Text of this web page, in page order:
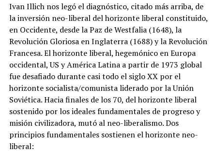
Ivan Illich nos legó el diagnóstico, citado más arriba, de
la inversión neo-liberal del horizonte liberal constituido,
en Occidente, desde la Paz de Westfalia (1648), la
Revolución Gloriosa en Inglaterra (1688) y la Revolución
Francesa. El horizonte liberal, hegemónico en Europa
occidental, US y América Latina a partir de 1973 global
fue desafiado durante casi todo el siglo XX por el
horizonte socialista/comunista liderado por la Unión
Soviética. Hacia finales de los 70, del horizonte liberal
sostenido por los ideales fundamentales de progreso y
misión civilizadora, mutó al neo-liberalismo. Dos
principios fundamentales sostienen el horizonte neo-
liberal: